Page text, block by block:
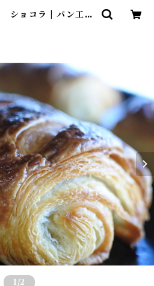
ショコラ | パン工房
1 /2